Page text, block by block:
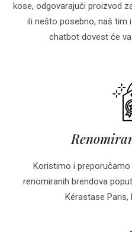
kose, odgovarajući proizvod
ili nešto posebno, naš tim
chatbot dovest će
Koristimo i
renomiranih brendova
Kérastase Paris,